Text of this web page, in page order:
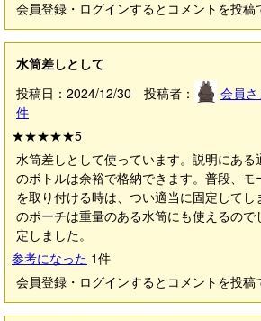
会員登録・ログインするとコメントを投稿
水筒差しとして
投稿日：2024/12/30 投稿者：
会員さ
件
★★★★★5
水筒差しとして使っています。説明にあ
のボトルは余裕で格納できます。普段、モ
を取り付ける時は、つい適当に固定して
のポーチは重量のある水筒にも使えるので
定しました。
参考になった 1件
会員登録・ログインするとコメントを投稿